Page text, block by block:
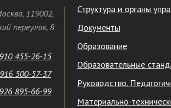
Структура и органы
Документы
Образование
Образовательные
Руководство.
Материально-
, 119002,
переулок,8
455-26-15
500-57-37
895-66-99